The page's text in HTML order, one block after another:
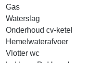
Gas
Waterslag
Onderhoud cv-ketel
Hemelwaterafvoer
Vlotter wc